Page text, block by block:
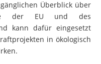
Überblick über
der EU und des
kann dafür eingesetzt
in ökologisch